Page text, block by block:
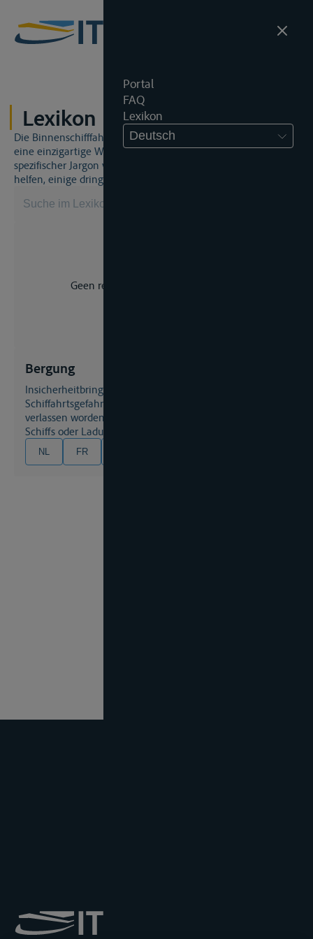
Portal
FAQ
Lexikon
Deutsch
Lexikon
Die Binnenschifffahrt und das Binnenschifffahrtsrecht sind
eine einzigartige Welt. Dies bedeutet, dass häufig ein
spezifischer Jargon verwendet wird. Dieses Lexikon wird Ihnen
helfen, einige dringend benötigte Begriffe zu beherrschen.
Geen resultaat voor uw zoekopdracht.
Bergung
Insicherheitbringen eines Schiffs, das sich in
Schiffahrtsgefahr befindet und von seiner Mannschaft
verlassen worden ist - auch das Heben eines gesunkenen
Schiffs oder Ladung, bzw. das Auffischen von Ladung.
NL FR